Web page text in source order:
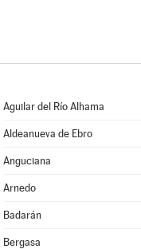
Aguilar del Río Alhama
Aldeanueva de Ebro
Anguciana
Arnedo
Badarán
Bergasa